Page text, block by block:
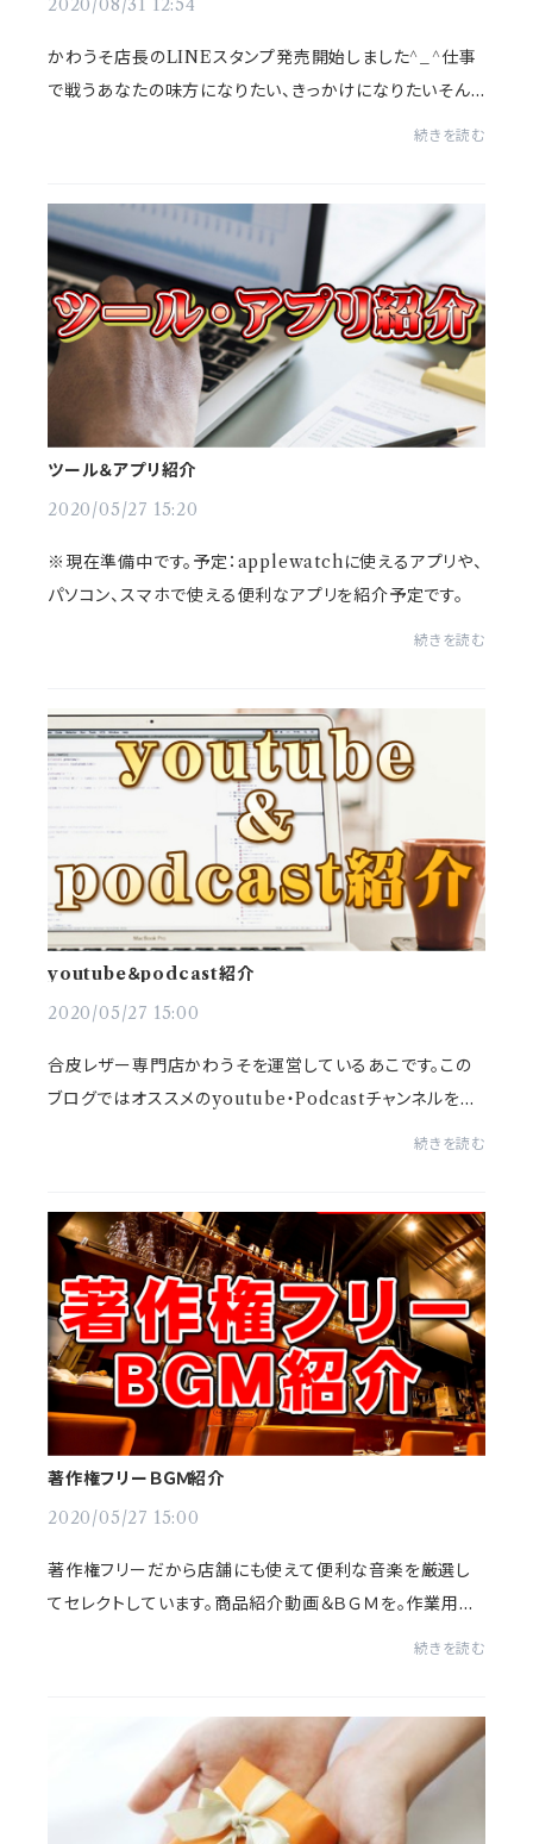
2020/08/31 12:54
かわうそ店長のLINEスタンプ発売開始しました^_^仕事
で戦うあなたの味方になりたい、きっかけになりたいそん
な想いをスタンプに。大切な人をねぎらう、癒しを与えるよ
続きを読む
ツール＆アプリ紹介
2020/05/27 15:20
※現在準備中です。予定：applewatchに使えるアプリや、
パソコン、スマホで使える便利なアプリを紹介予定です。
続きを読む
youtube＆podcast紹介
2020/05/27 15:00
合皮レザー専門店かわうそを運営しているあこです。この
ブログではオススメのyoutube・Podcastチャンネルを紹
介していきます。仕事好きにオススメのチャンネルに特化し
続きを読む
著作権フリーＢＧＭ紹介
2020/05/27 15:00
著作権フリーだから店舗にも使えて便利な音楽を厳選し
てセレクトしています。商品紹介動画＆ＢＧＭを。作業用に
続きを読む